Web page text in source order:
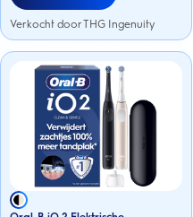
Verkocht door THG Ingenuity